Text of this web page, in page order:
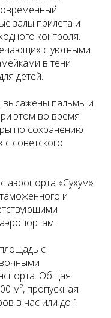
залы прилета и
контроля.
с уютными
в тени
детей.
высажены пальмы и
этом во время
по сохранению
советского
аэропорта «Сухум»
и
с
Общая
м², пропускная
в час или до 1